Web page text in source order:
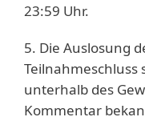
23:59 Uhr.
5. Die Auslosung
Teilnahmeschluss
unterhalb des
Kommentar